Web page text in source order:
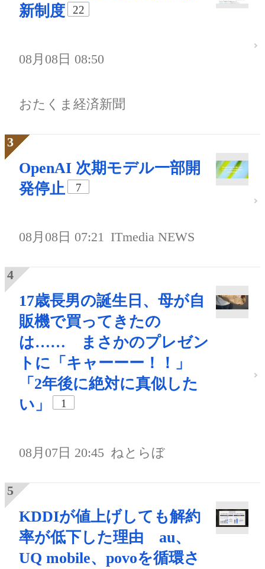
新制度
22
08月08日 08:50
おたくま経済新聞
OpenAI 次期モデル一部開
発停止
7
08月08日 07:21 ITmedia NEWS
17歳長男の誕生日、母が自
販機で買ってきたの
は…… まさかのプレゼン
トに「キャーーー！！」
「2年後に絶対に真似した
い」
1
08月07日 20:45 ねとらぼ
KDDIが値上げしても解約
率が低下した理由 au、
UQ mobile、povoを循環さ